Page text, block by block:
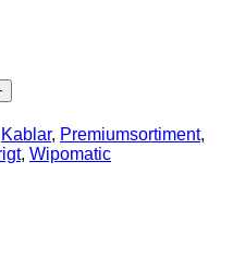
Kablar, Premiumsortiment,
, Wipomatic